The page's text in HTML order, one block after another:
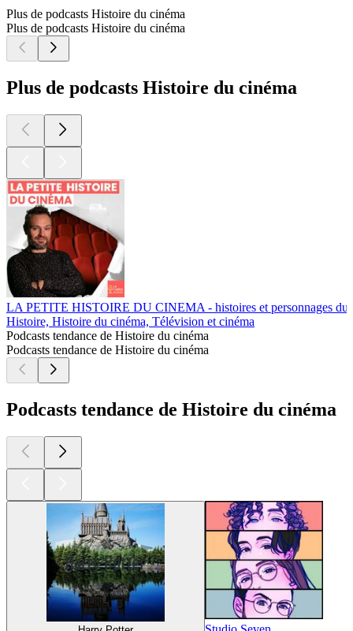
Plus de podcasts Histoire du cinéma
Plus de podcasts Histoire du cinéma
Plus de podcasts Histoire du cinéma
LA PETITE HISTOIRE DU CINEMA - histoires et personnages du
Histoire, Histoire du cinéma, Télévision et cinéma
Podcasts tendance de Histoire du cinéma
Podcasts tendance de Histoire du cinéma
Podcasts tendance de Histoire du cinéma